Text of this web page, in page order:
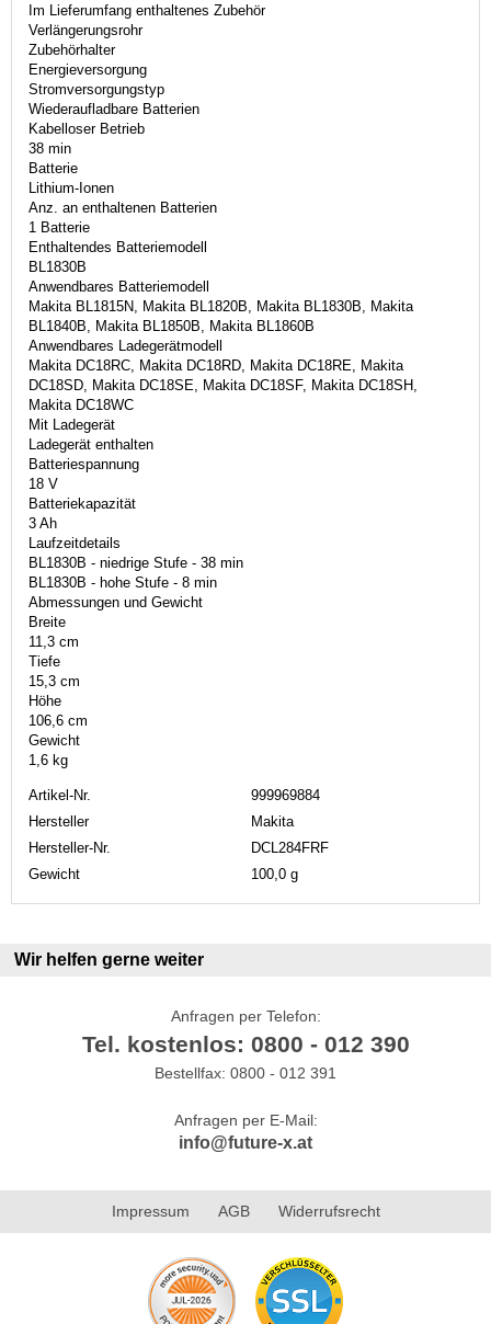
Im Lieferumfang enthaltenes Zubehör
Verlängerungsrohr
Zubehörhalter
Energieversorgung
Stromversorgungstyp
Wiederaufladbare Batterien
Kabelloser Betrieb
38 min
Batterie
Lithium-Ionen
Anz. an enthaltenen Batterien
1 Batterie
Enthaltendes Batteriemodell
BL1830B
Anwendbares Batteriemodell
Makita BL1815N, Makita BL1820B, Makita BL1830B, Makita
BL1840B, Makita BL1850B, Makita BL1860B
Anwendbares Ladegerätmodell
Makita DC18RC, Makita DC18RD, Makita DC18RE, Makita
DC18SD, Makita DC18SE, Makita DC18SF, Makita DC18SH,
Makita DC18WC
Mit Ladegerät
Ladegerät enthalten
Batteriespannung
18 V
Batteriekapazität
3 Ah
Laufzeitdetails
BL1830B - niedrige Stufe - 38 min
BL1830B - hohe Stufe - 8 min
Abmessungen und Gewicht
Breite
11,3 cm
Tiefe
15,3 cm
Höhe
106,6 cm
Gewicht
1,6 kg
Artikel-Nr.
999969884
Hersteller
Makita
Hersteller-Nr.
DCL284FRF
Gewicht
100,0 g
Wir helfen gerne weiter
Anfragen per Telefon:
Tel. kostenlos: 0800 - 012 390
Bestellfax: 0800 - 012 391
Anfragen per E-Mail:
info@future-x.at
Impressum AGB Widerrufsrecht